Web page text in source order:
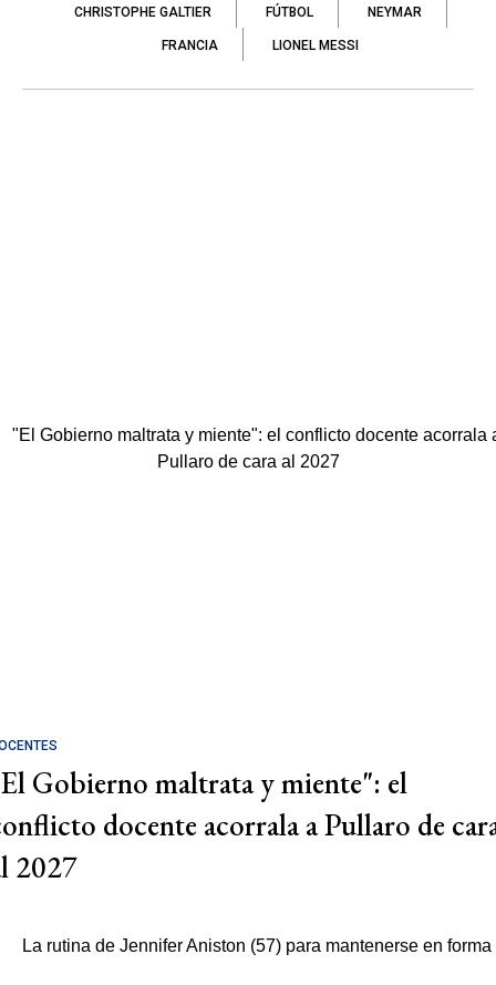
CHRISTOPHE GALTIER FÚTBOL NEYMAR
FRANCIA LIONEL MESSI
Gobierno maltrata y miente": el
docente acorrala a Pullaro de
2027